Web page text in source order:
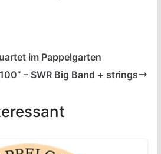
im Pappelgarten
– SWR Big Band + strings